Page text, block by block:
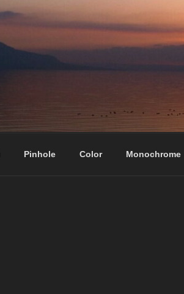
Pinhole Color Monochrome